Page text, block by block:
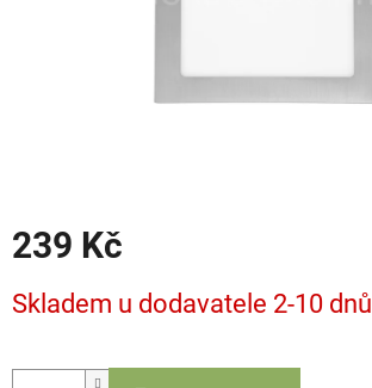
239 Kč
cena:
Skladem u dodavatele 2-10 dnů